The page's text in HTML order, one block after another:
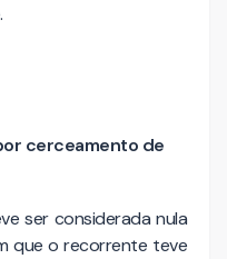
cerceamento de
ser considerada nula
que o recorrente teve